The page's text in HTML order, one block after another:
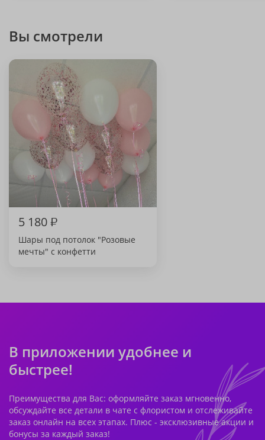
Вы смотрели
5 180₽
Шары под потолок "Розовые
мечты" с конфетти
В приложении удобнее и
быстрее!
Преимущества для Вас: оформляйте заказ мгновенно,
обсуждайте все детали в чате с флористом и отслеживайте
заказ онлайн на всех этапах. Плюс - эксклюзивные акции и
бонусы за каждый заказ!